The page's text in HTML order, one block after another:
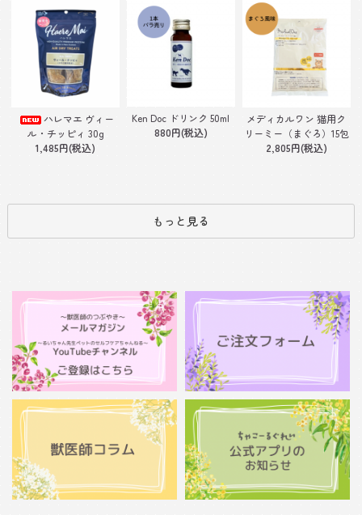
ハレマエ ヴィー
ル・チッピィ 30g
1,485円(税込)
Ken Doc ドリンク 50ml
880円(税込)
メディカルワン 猫用ク
リーミー（まぐろ）15包
2,805円(税込)
もっと見る